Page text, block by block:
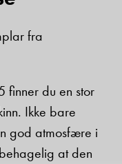
fra
finner du en stor
Ikke bare
god atmosfære i
at den